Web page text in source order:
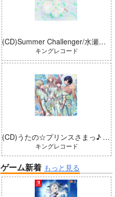
(CD)Summer Challenger/水瀬いのり
キングレコード
(CD)うたの☆プリンスさまっ♪ LIVE EMOTION 2nd Anniversary CD トキヤ・カミュ・瑛二・大和
キングレコード
ゲーム新着 もっと見る